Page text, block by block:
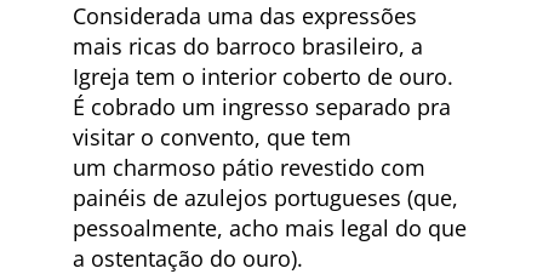
Considerada uma das expressões
mais ricas do barroco brasileiro, a
Igreja tem o interior coberto de ouro.
É cobrado um ingresso separado pra
visitar o convento, que tem
um charmoso pátio revestido com
painéis de azulejos portugueses (que,
pessoalmente, acho mais legal do que
a ostentação do ouro).